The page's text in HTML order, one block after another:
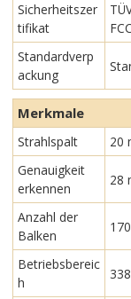
Sicherheitszer
tifikat
Standardverp
ackung
Merkmale
Strahlspalt
20
Genauigkeit
erkennen
28
Anzahl der
Balken
170
Betriebsbereic
h